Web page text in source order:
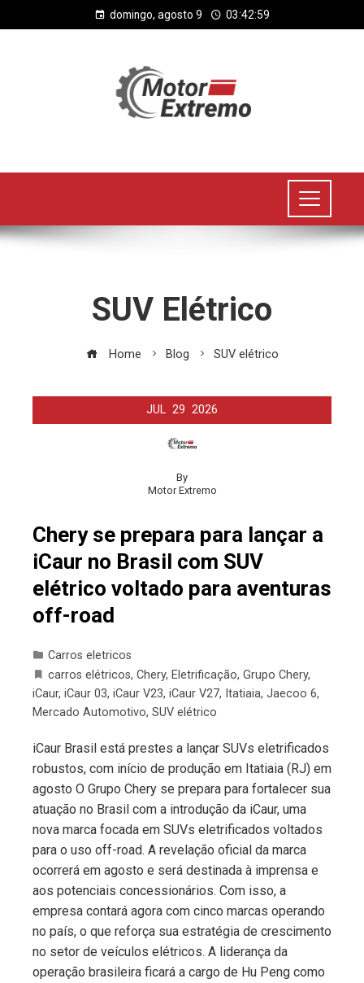
domingo, agosto 9 03:43:00
SUV Elétrico
Home Blog SUV elétrico
JUL 29 2026
By
Motor Extremo
Chery se prepara para lançar a
iCaur no Brasil com SUV
elétrico voltado para aventuras
off-road
Carros eletricos
carros elétricos, Chery, Eletrificação, Grupo Chery,
iCaur, iCaur 03, iCaur V23, iCaur V27, Itatiaia, Jaecoo 6,
Mercado Automotivo, SUV elétrico
iCaur Brasil está prestes a lançar SUVs eletrificados
robustos, com início de produção em Itatiaia (RJ) em
agosto O Grupo Chery se prepara para fortalecer sua
atuação no Brasil com a introdução da iCaur, uma
nova marca focada em SUVs eletrificados voltados
para o uso off-road. A revelação oficial da marca
ocorrerá em agosto e será destinada à imprensa e
aos potenciais concessionários. Com isso, a
empresa contará agora com cinco marcas operando
no país, o que reforça sua estratégia de crescimento
no setor de veículos elétricos. A liderança da
operação brasileira ficará a cargo de Hu Peng como